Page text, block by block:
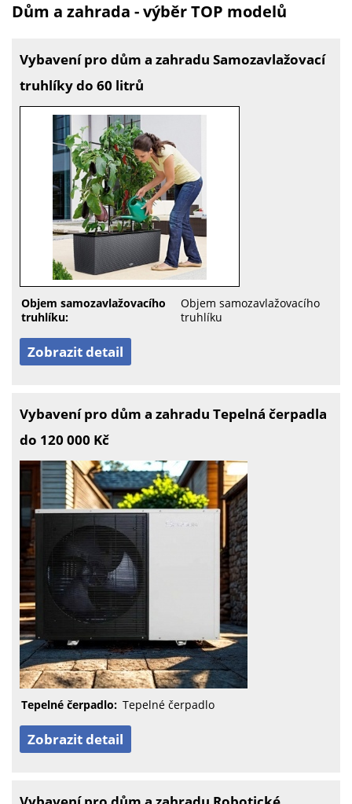
Dům a zahrada - výběr TOP modelů
Vybavení pro dům a zahradu Samozavlažovací
truhlíky do 60 litrů
Objem samozavlažovacího
truhlíku:
Objem samozavlažovacího
truhlíku
Zobrazit detail
Vybavení pro dům a zahradu Tepelná čerpadla
do 120 000 Kč
Tepelné čerpadlo: Tepelné čerpadlo
Zobrazit detail